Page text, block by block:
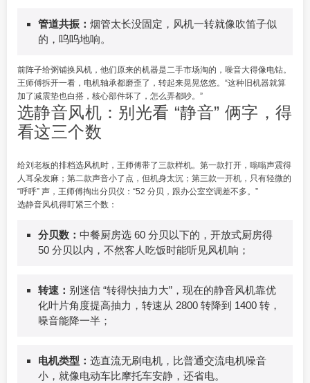
管道共振： 烟管太长没固定，风机一转就像吹笛子似
的，呜呜地响。
前阵子给粥铺换风机，他们原来的机器是二手市场淘的，噪音大得像电钻。
王师傅拆开一看，电机轴承都磨歪了，转起来晃晃悠悠。“这种旧机器就算
加了减震垫也白搭，核心部件坏了，怎么弄都吵。”
选静音风机：别光看 “静音” 俩字，得
看这三个数
给刘老板的排档选风机时，王师傅带了三款样机。第一款打开，嗡嗡声震得
人耳朵发麻；第二款声音小了点，但机身太沉；第三款一开机，只有轻微的
“呼呼” 声，王师傅掏出分贝仪：“52 分贝，跟办公室空调差不多。”
选静音风机得盯紧三个数：
分贝数： 中餐厨房选 60 分贝以下的，开放式厨房得
50 分贝以内，不然客人吃饭时能听见风机响；
转速： 别迷信 “转得快抽力大”，现在的静音风机靠优
化叶片角度提高抽力，转速从 2800 转降到 1400 转，
噪音能降一半；
电机类型： 选直流无刷电机，比普通交流电机噪音
小，就像电动车比摩托车安静，还省电。